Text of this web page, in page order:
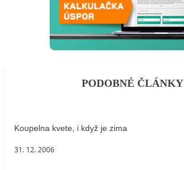
PODOBNÉ ČLÁNKY
Koupelna kvete, i když je zima
31. 12. 2006